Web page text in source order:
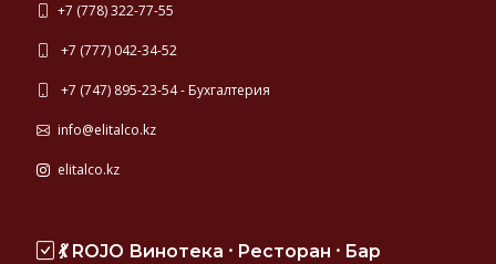
+7 (778) 322-77-55
+7 (777) 042-34-52
+7 (747) 895-23-54 - Бухгалтерия
info@elitalco.kz
elitalco.kz
💃 ROJO Винотека ⸱ Ресторан ⸱ Бар